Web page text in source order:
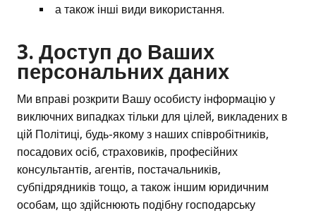
а також інші види використання.
3. Доступ до Ваших
персональних даних
Ми вправі розкрити Вашу особисту інформацію у
виключних випадках тільки для цілей, викладених в
цій Політиці, будь-якому з наших співробітників,
посадових осіб, страховиків, професійних
консультантів, агентів, постачальників,
субпідрядників тощо, а також іншим юридичним
особам, що здійснюють подібну господарську